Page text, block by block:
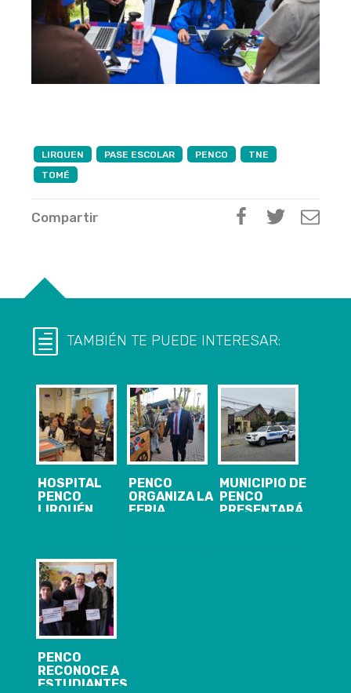
LIRQUEN PASE ESCOLAR PENCO
TNE
TOMÉ
Compartir
TAMBIÉN TE PUEDE INTERESAR:
HOSPITAL
PENCO
LIRQUÉN
SUS
SERVICIOS
CLÍNICOS Y
PRESTACIONES
PENCO
ORGANIZA LA
FERIA
MUNICIPIO DE
PENCO
PRESENTARÁ
PENCO
RECONOCE A
ESTUDIANTES